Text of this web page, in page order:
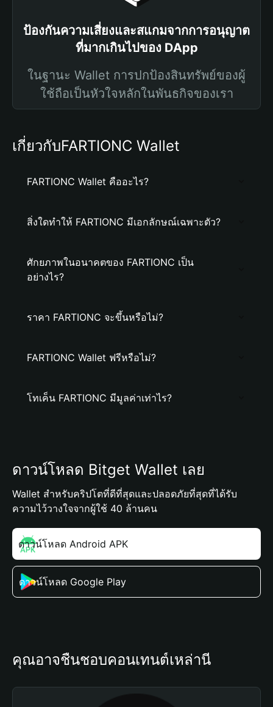
ป้องกันความเสี่ยงและสแกมจากการอนุญาต
ที่มากเกินไปของ DApp
ในฐานะ Wallet การปกป้องสินทรัพย์ของผู้
ใช้ถือเป็นหัวใจหลักในพันธกิจของเรา
เกี่ยวกับFARTIONC Wallet
FARTIONC Wallet คืออะไร?
สิ่งใดทำให้ FARTIONC มีเอกลักษณ์เฉพาะตัว?
ศักยภาพในอนาคตของ FARTIONC เป็น
อย่างไร?
ราคา FARTIONC จะขึ้นหรือไม่?
FARTIONC Wallet ฟรีหรือไม่?
โทเค็น FARTIONC มีมูลค่าเท่าไร?
ดาวน์โหลด Bitget Wallet เลย
Wallet สำหรับคริปโตที่ดีที่สุดและปลอดภัยที่สุดที่ได้รับ
ความไว้วางใจจากผู้ใช้ 40 ล้านคน
ดาวน์โหลด Android APK
ดาวน์โหลด Google Play
คุณอาจชื่นชอบคอนเทนต์เหล่านี้